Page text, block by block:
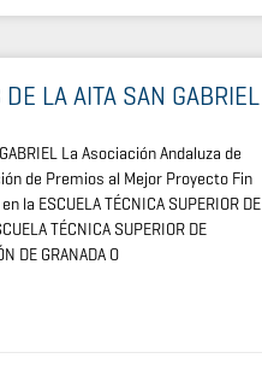
LA AITA SAN GABRIEL
La Asociación Andaluza de
de Premios al Mejor Proyecto Fin
ESCUELA TÉCNICA SUPERIOR DE
TÉCNICA SUPERIOR DE
DE GRANADA O